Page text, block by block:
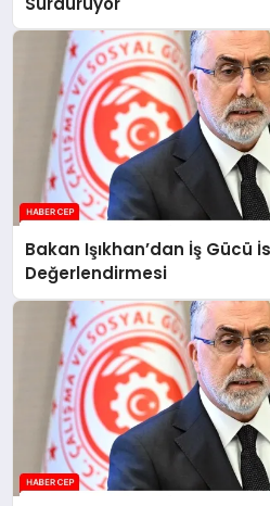
Bakan Işıkhan’dan İş Gücü
Değerlendirmesi